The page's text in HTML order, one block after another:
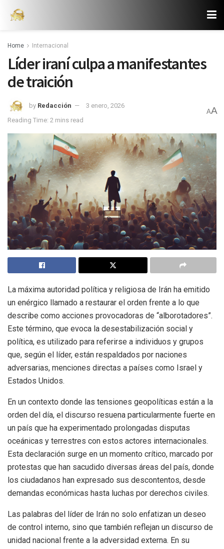
Home Internacional
Líder iraní culpa a manifestantes
de traición
by Redacción
3 enero, 2026
Reading Time: 2 mins read
AA
La máxima autoridad política y religiosa de Irán ha emitido
un enérgico llamado a restaurar el orden frente a lo que
describe como acciones provocadoras de “alborotadores”.
Este término, que evoca la desestabilización social y
política, es utilizado para referirse a individuos y grupos
que, según el líder, están respaldados por naciones
adversarias, menciones directas a países como Israel y
Estados Unidos.
En un contexto donde las tensiones geopolíticas están a la
orden del día, el discurso resuena particularmente fuerte en
un país que ha experimentado prolongadas disputas
oceánicas y terrestres con estos actores internacionales.
Esta declaración surge en un momento crítico, marcado por
protestas que han sacudido diversas áreas del país, donde
los ciudadanos han expresado sus descontentos, desde
demandas económicas hasta luchas por derechos civiles.
Las palabras del líder de Irán no solo enfatizan un deseo
de control interno, sino que también reflejan un discurso de
unidad nacional frente a la adversidad externa. En su